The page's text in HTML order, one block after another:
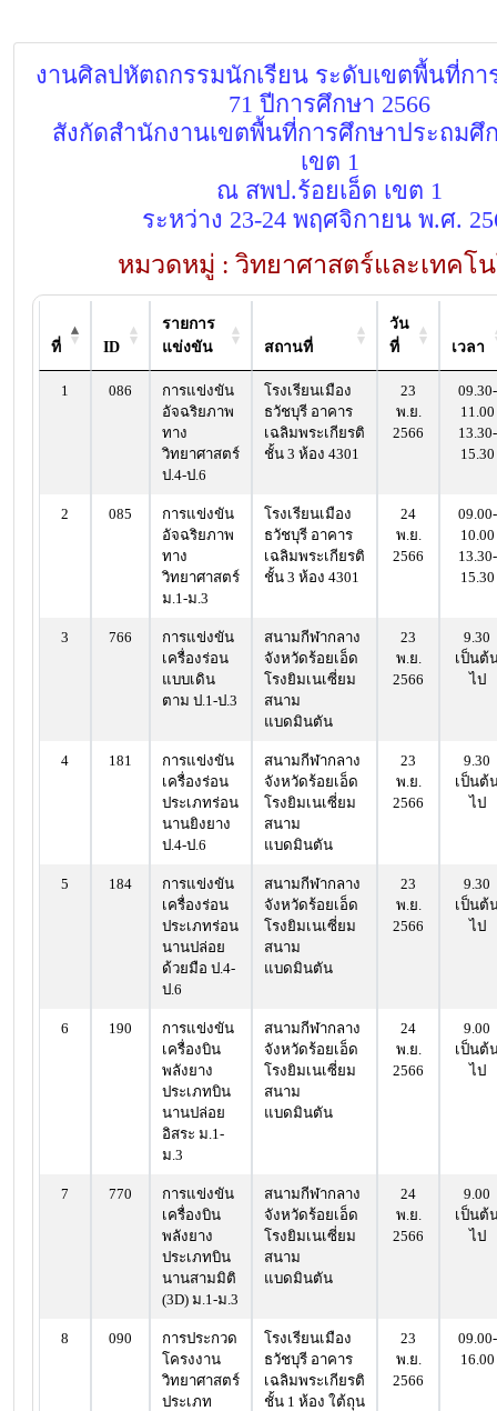
งานศิลปหัตถกรรมนักเรียน ระดับเขตพื้นที่กา
71 ปีการศึกษา 2566
สังกัดสำนักงานเขตพื้นที่การศึกษาประถมศึ
เขต 1
ณ สพป.ร้อยเอ็ด เขต 1
ระหว่าง 23-24 พฤศจิกายน พ.ศ.
หมวดหมู่ : วิทยาศาสตร์และเทคโ
ที่ ID
รายการ
แข่งขัน
สถานที่
วัน
ที่
เวลา
1 086
การแข่งขัน
อัจฉริยภาพ
ทาง
วิทยาศาสตร์
ป.4-ป.6
โรงเรียนเมือง
ธวัชบุรี อาคาร
เฉลิมพระเกียรติ
ชั้น 3 ห้อง 4301
23
พ.ย.
2566
09.30-
11.00
13.30-
15.30
2 085
การแข่งขัน
อัจฉริยภาพ
ทาง
วิทยาศาสตร์
ม.1-ม.3
โรงเรียนเมือง
ธวัชบุรี อาคาร
เฉลิมพระเกียรติ
ชั้น 3 ห้อง 4301
24
พ.ย.
2566
09.00-
10.00
13.30-
15.30
3 766
การแข่งขัน
เครื่องร่อน
แบบเดิน
ตาม ป.1-ป.3
สนามกีฬากลาง
จังหวัดร้อยเอ็ด
โรงยิมเนเซี่ยม
สนาม
แบดมินตัน
23
พ.ย.
2566
9.30
เป็นต้
ไป
4 181
การแข่งขัน
เครื่องร่อน
ประเภทร่อน
นานยิงยาง
ป.4-ป.6
สนามกีฬากลาง
จังหวัดร้อยเอ็ด
โรงยิมเนเซี่ยม
สนาม
แบดมินตัน
23
พ.ย.
2566
9.30
เป็นต้
ไป
5 184
การแข่งขัน
เครื่องร่อน
ประเภทร่อน
นานปล่อย
ด้วยมือ ป.4-
ป.6
สนามกีฬากลาง
จังหวัดร้อยเอ็ด
โรงยิมเนเซี่ยม
สนาม
แบดมินตัน
23
พ.ย.
2566
9.30
เป็นต้
ไป
6 190
การแข่งขัน
เครื่องบิน
พลังยาง
ประเภทบิน
นานปล่อย
อิสระ ม.1-
ม.3
สนามกีฬากลาง
จังหวัดร้อยเอ็ด
โรงยิมเนเซี่ยม
สนาม
แบดมินตัน
24
พ.ย.
2566
9.00
เป็นต้
ไป
7 770
การแข่งขัน
เครื่องบิน
พลังยาง
ประเภทบิน
นานสามมิติ
(3D) ม.1-ม.3
สนามกีฬากลาง
จังหวัดร้อยเอ็ด
โรงยิมเนเซี่ยม
สนาม
แบดมินตัน
24
พ.ย.
2566
9.00
เป็นต้
ไป
8 090
การประกวด
โครงงาน
วิทยาศาสตร์
ประเภท
โรงเรียนเมือง
ธวัชบุรี อาคาร
เฉลิมพระเกียรติ
ชั้น 1 ห้อง ใต้ถุน
23
พ.ย.
2566
09.00-
16.00